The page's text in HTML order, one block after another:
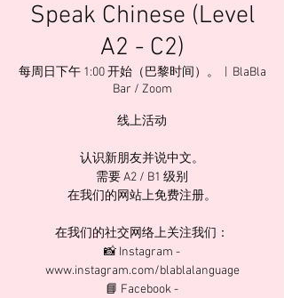
Speak Chinese (Level
A2 - C2)
每周日下午 1:00 开始（巴黎时间）。
BlaBla
Bar / Zoom
线上活动
认识新朋友并说中文。
需要 A2 / B1 级别
在我们的网站上免费注册。
在我们的社交网络上关注我们：
📸 Instagram -
www.instagram.com/blablalanguage
📘 Facebook -